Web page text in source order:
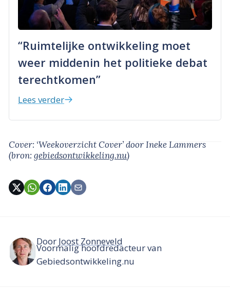
“Ruimtelijke ontwikkeling moet
weer middenin het politieke debat
terechtkomen”
Lees verder
Cover: ‘Weekoverzicht Cover’door Ineke Lammers
(bron: gebiedsontwikkeling.nu)
Door Joost Zonneveld
Voormalig hoofdredacteur van
Gebiedsontwikkeling.nu